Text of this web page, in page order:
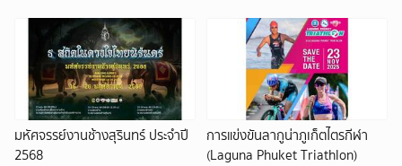
มหัศจรรย์งานช้างสุรินทร์ ประจำปี
2568
การแข่งขันลากูน่าภูเก็ตไตรกีฬา
(Laguna Phuket Triathlon)